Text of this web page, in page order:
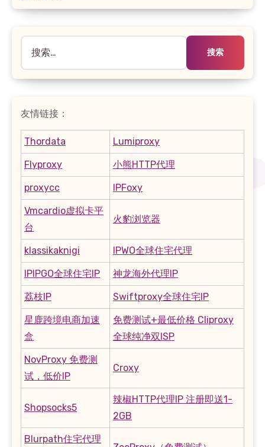
索：
友情链接：
Thordata Lumiproxy
Flyproxy 小熊HTTP代理
proxycc IPFoxy
Vmcardio虚拟卡平
台
火豹浏览器
klassikaknigi IPWO全球住宅代理
IPIPGO全球住宅IP 神龙海外代理IP
荔枝IP Swiftproxy全球住宅IP
星鹿跨境电商加速
盒
免费测试+最低价格 Cliproxy
全球纯净双ISP
NovProxy 免费测
试，低价IP
Croxy
Shopsocks5
辣椒HTTP代理IP 注册即送1-
2GB
Blurpath住宅代理